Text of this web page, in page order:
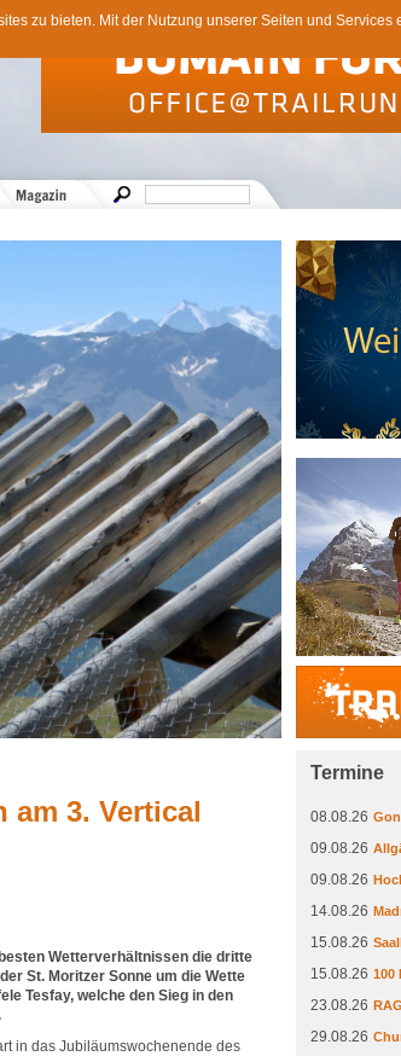
zu bieten. Mit der Nutzung unserer Seiten und Services
am 3. Vertical
Wetterverhältnissen die dritte
St. Moritzer Sonne um die Wette
Tesfay, welche den Sieg in den
in das Jubiläumswochenende des
Termine
08.08.26
09.08.26
09.08.26
14.08.26
15.08.26
15.08.26 100
23.08.26
29.08.26